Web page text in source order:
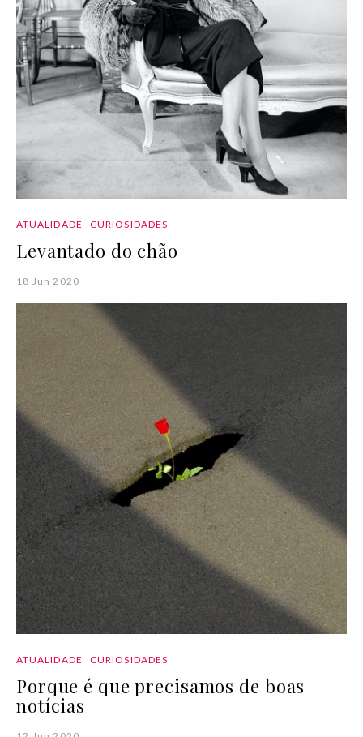
ATUALIDADE CURIOSIDADES
Levantado do chão
18 Jun 2020
ATUALIDADE CURIOSIDADES
Porque é que precisamos de boas
notícias